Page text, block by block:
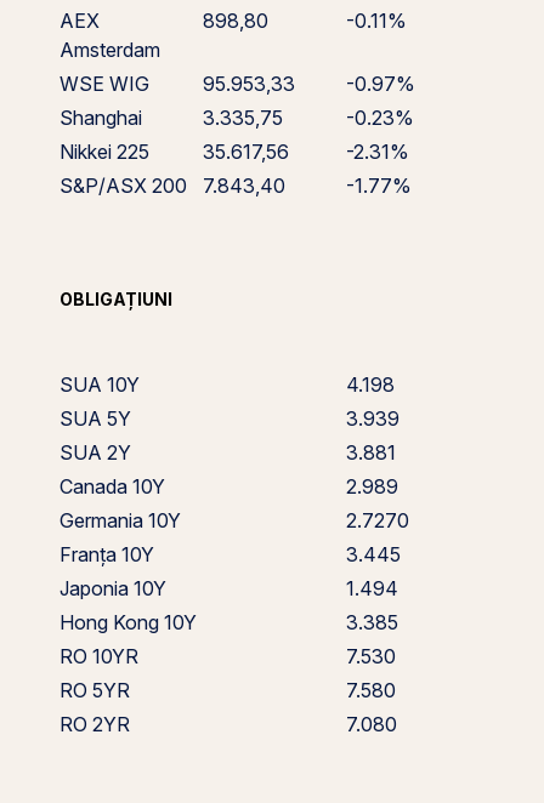
AEX
Amsterdam
898,80 -0.11%
WSE WIG 95.953,33
-0.97%
Shanghai
3.335,75
-0.23%
Nikkei 225
35.617,56
-2.31%
S&P/ASX 200
7.843,40 -1.77%
OBLIGAȚIUNI
SUA 10Y
4.198
SUA 5Y
3.939
SUA 2Y
3.881
Canada 10Y
2.989
Germania 10Y
2.7270
Franța 10Y
3.445
Japonia 10Y
1.494
Hong Kong 10Y
3.385
RO 10YR
7.530
RO 5YR
7.580
RO 2YR
7.080